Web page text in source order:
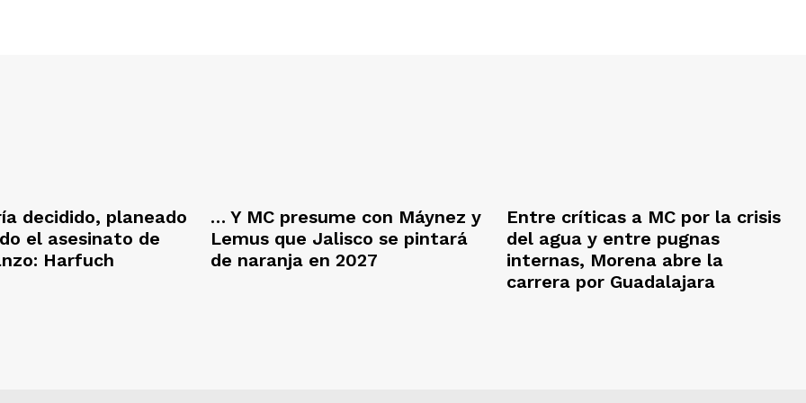
decidido, planeado
el asesinato de
Harfuch
… Y MC presume con Máynez y
Lemus que Jalisco se pintará
de naranja en 2027
Entre críticas a MC por la crisis
del agua y entre pugnas
internas, Morena abre la
carrera por Guadalajara